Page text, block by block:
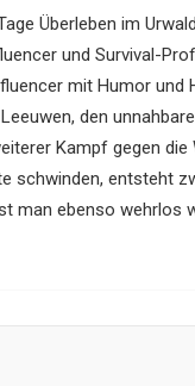
Überleben im
und Survival-
mit Humor und
den
Kampf gegen
schwinden, entsteht
man ebenso wehrlos